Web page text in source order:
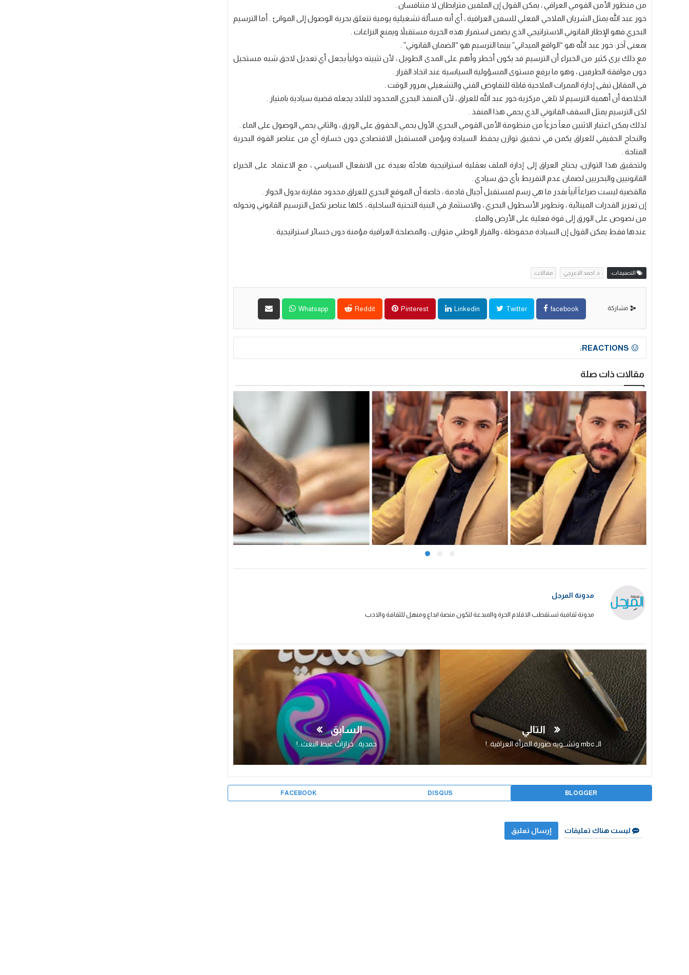
من منظور الأمن القومي العراقي ، يمكن القول إن الملفين مترابطان لا متنافسان .
خور عبد الله يمثل الشريان الملاحي الفعلي للسفن العراقية ، أي أنه مسألة تشغيلية يومية تتعلق بحرية الوصول إلى الموانئ . أما الترسيم
البحري فهو الإطار القانوني الاستراتيجي الذي يضمن استمرار هذه الحرية مستقبلاً ويمنع النزاعات .
بمعنى آخر: خور عبد الله هو “الواقع الميداني” بينما الترسيم هو “الضمان القانوني” .
مع ذلك يرى كثير من الخبراء أن الترسيم قد يكون أخطر وأهم على المدى الطويل ، لأن تثبيته دولياً يجعل أي تعديل لاحق شبه مستحيل
دون موافقة الطرفين ، وهو ما يرفع مستوى المسؤولية السياسية عند اتخاذ القرار .
في المقابل تبقى إدارة الممرات الملاحية قابلة للتفاوض الفني والتشغيلي بمرور الوقت .
الخلاصة أن أهمية الترسيم لا تلغي مركزية خور عبد الله للعراق ، لأن المنفذ البحري المحدود للبلاد يجعله قضية سيادية بامتياز .
لكن الترسيم يمثل السقف القانوني الذي يحمي هذا المنفذ .
لذلك يمكن اعتبار الاثنين معاً جزءاً من منظومة الأمن القومي البحري: الأول يحمي الحقوق على الورق ، والثاني يحمي الوصول على الماء .
والنجاح الحقيقي للعراق يكمن في تحقيق توازن يحفظ السيادة ويؤمن المستقبل الاقتصادي دون خسارة أي من عناصر القوة البحرية
المتاحة .
ولتحقيق هذا التوازن، يحتاج العراق إلى إدارة الملف بعقلية استراتيجية هادئة بعيدة عن الانفعال السياسي ، مع الاعتماد على الخبراء
القانونيين والبحريين لضمان عدم التفريط بأي حق سيادي .
فالقضية ليست صراعاً آنياً بقدر ما هي رسم لمستقبل أجيال قادمة ، خاصة أن الموقع البحري للعراق محدود مقارنة بدول الجوار .
إن تعزيز القدرات المينائية ، وتطوير الأسطول البحري ، والاستثمار في البنية التحتية الساحلية ، كلها عناصر تكمل الترسيم القانوني وتحوله
من نصوص على الورق إلى قوة فعلية على الأرض والماء .
عندها فقط يمكن القول إن السيادة محفوظة ، والقرار الوطني متوازن ، والمصلحة العراقية مؤمنة دون خسائر استراتيجية .
التصنيفات: د. احمد الاعرجي مقالات
مشاركة facebook
Twitter
Linkedin
Pinterest
Reddit
Whatsapp
REACTIONS:
مقالات ذات صلة
مدونة المرجل
مدونة ثقافية تستقطب الاقلام الحرة والمبدعة لتكون منصة ابداع ومنهل للثقافة والادب
التالي
الـ mbc وتشــويه صورة المرأة العراقية..!
السابق
حمدية.. حَزازاتُ غيظ البعث..!
BLOGGER
DISQUS
FACEBOOK
ليست هناك تعليقات إرسال تعليق